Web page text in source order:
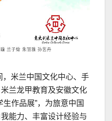
米兰中国文化中心、手
兰龙甲教育及安徽文化
作品展”，为旅意中国
能力、丰富设计经验与